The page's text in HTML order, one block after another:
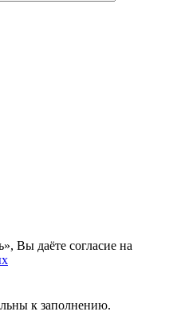
Вы даёте согласие на
к заполнению.